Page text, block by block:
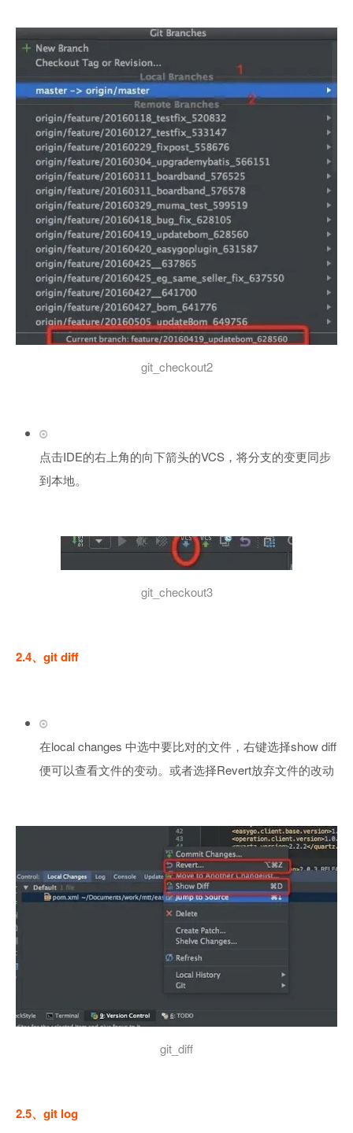
git_checkout2
点击IDE的右上角的向下箭头的VCS，将分支的变更同步
到本地。
git_checkout3
2.4、git diff
在local changes 中选中要比对的文件，右键选择show diff
便可以查看文件的变动。或者选择Revert放弃文件的改动
git_diff
2.5、git log